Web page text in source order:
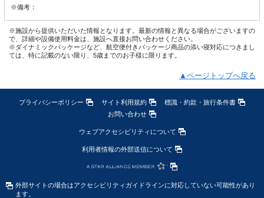
※備考：
※施設から提供いただいた情報となります。最新の情報と異なる場合がございますの
で、詳細や設備使用料金は、施設へ直接お問い合わせください。
※ダイナミックパッケージなど、航空便付きパッケージ商品の添い寝対応につきまし
ては、特に記載のない限り、5歳までのお子様に限ります。
▲ページトップへ戻る
プライバシーポリシー サイト利用規約
標識・約款・旅行条件書
お問い合わせ
ウェブアクセシビリティについて
利用者情報の外部送信について
外部サイトの場合はアクセシビリティガイドラインに対応していない可能性があり
ます。